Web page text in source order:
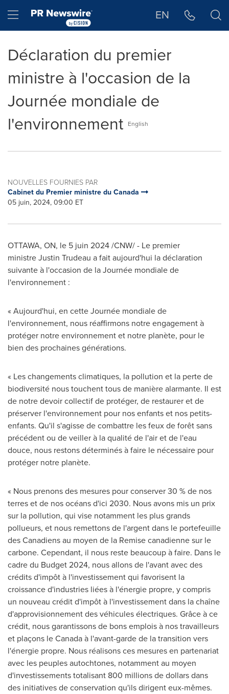
Hamburger menu EN
Déclaration du premier
ministre à l'occasion de la
Journée mondiale de
l'environnement English
NOUVELLES FOURNIES PAR
Cabinet du Premier ministre du Canada
05 juin, 2024, 09:00 ET
OTTAWA, ON, le 5 juin 2024/CNW/ - Le premier
ministre Justin Trudeau a fait aujourd'hui la déclaration
suivante à l'occasion de la Journée mondiale de
l'environnement :
« Aujourd'hui, en cette Journée mondiale de
l'environnement, nous réaffirmons notre engagement à
protéger notre environnement et notre planète, pour le
bien des prochaines générations.
« Les changements climatiques, la pollution et la perte de
biodiversité nous touchent tous de manière alarmante. Il est
de notre devoir collectif de protéger, de restaurer et de
préserver l'environnement pour nos enfants et nos petits-
enfants. Qu'il s'agisse de combattre les feux de forêt sans
précédent ou de veiller à la qualité de l'air et de l'eau
douce, nous restons déterminés à faire le nécessaire pour
protéger notre planète.
« Nous prenons des mesures pour conserver 30 % de nos
terres et de nos océans d'ici 2030. Nous avons mis un prix
sur la pollution, qui vise notamment les plus grands
pollueurs, et nous remettons de l'argent dans le portefeuille
des Canadiens au moyen de la Remise canadienne sur le
carbone. Cependant, il nous reste beaucoup à faire. Dans le
cadre du Budget 2024, nous allons de l'avant avec des
crédits d'impôt à l'investissement qui favorisent la
croissance d'industries liées à l'énergie propre, y compris
un nouveau crédit d'impôt à l'investissement dans la chaîne
d'approvisionnement des véhicules électriques. Grâce à ce
crédit, nous garantissons de bons emplois à nos travailleurs
et plaçons leCanadaà l'avant-garde de la transition vers
l'énergie propre. Nous réalisons ces mesures en partenariat
avec les peuples autochtones, notamment au moyen
d'investissements totalisant 800 millions de dollars dans
des initiatives de conservation qu'ils dirigent eux-mêmes.